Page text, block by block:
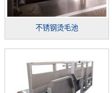
不锈钢烫毛池